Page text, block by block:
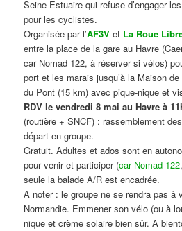
Seine Estuaire qui refuse d’engager
pour les cyclistes.
Organisée par l’AF3V et La Roue
entre la place de la gare au Havre
car Nomad 122, à réserver si vélos)
port et les marais jusqu’à la Maison
du Pont (15 km) avec pique-nique et
RDV le vendredi 8 mai au Havre à
(routière + SNCF) : rassemblement
départ en groupe.
Gratuit. Adultes et ados sont en
pour venir et participer (car Nomad 122
seule la balade A/R est encadrée.
A noter : le groupe ne se rendra pas à
Normandie. Emmener son vélo (ou à
nique et crème solaire bien sûr. A